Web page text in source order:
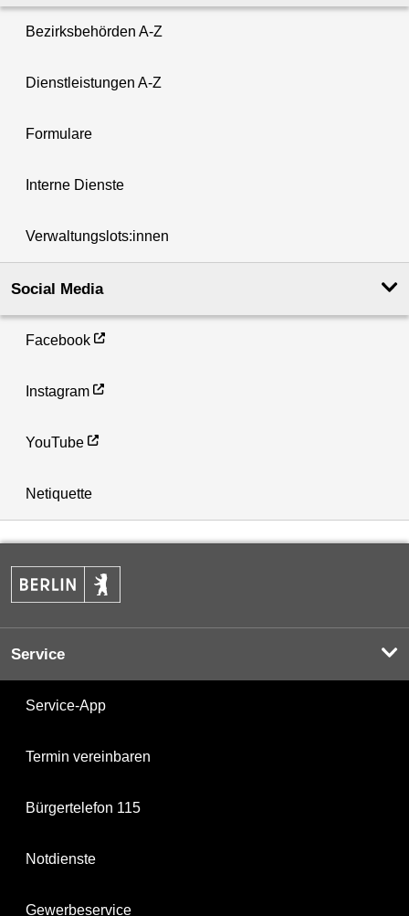
Bezirksbehörden A-Z
Dienstleistungen A-Z
Formulare
Interne Dienste
Verwaltungslots:innen
Social Media
Facebook
Instagram
YouTube
Netiquette
Service
Service-App
Termin vereinbaren
Bürgertelefon 115
Notdienste
Gewerbeservice